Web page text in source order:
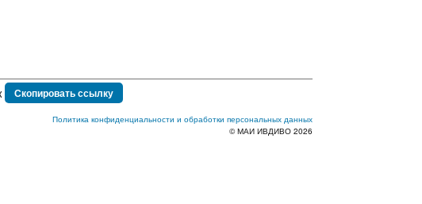
Скопировать ссылку
Политика конфиденциальности и обработки персональных данных
© МАИ ИВДИВО 2026